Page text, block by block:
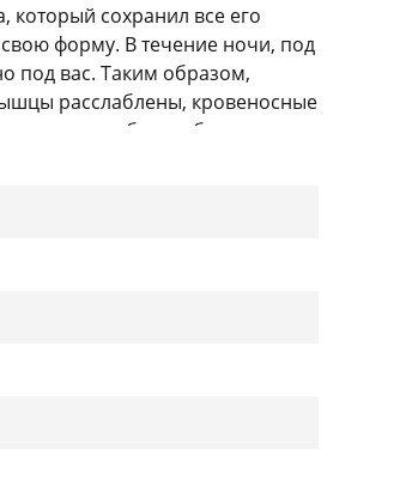
который сохранил все его
форму. В течение ночи, под
под вас. Таким образом,
расслаблены, кровеносные
головная боль и боли в шее.
очень длительного срока
или на животе.